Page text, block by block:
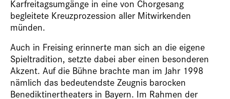
Karfreitagsumgänge in eine von Chorgesang
begleitete Kreuzprozession aller Mitwirkenden
münden.
Auch in Freising erinnerte man sich an die eigene
Spieltradition, setzte dabei aber einen besonderen
Akzent. Auf die Bühne brachte man im Jahr 1998
nämlich das bedeutendste Zeugnis barocken
Benediktinertheaters in Bayern. Im Rahmen der